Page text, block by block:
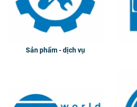
Sản phẩm - dịch vụ